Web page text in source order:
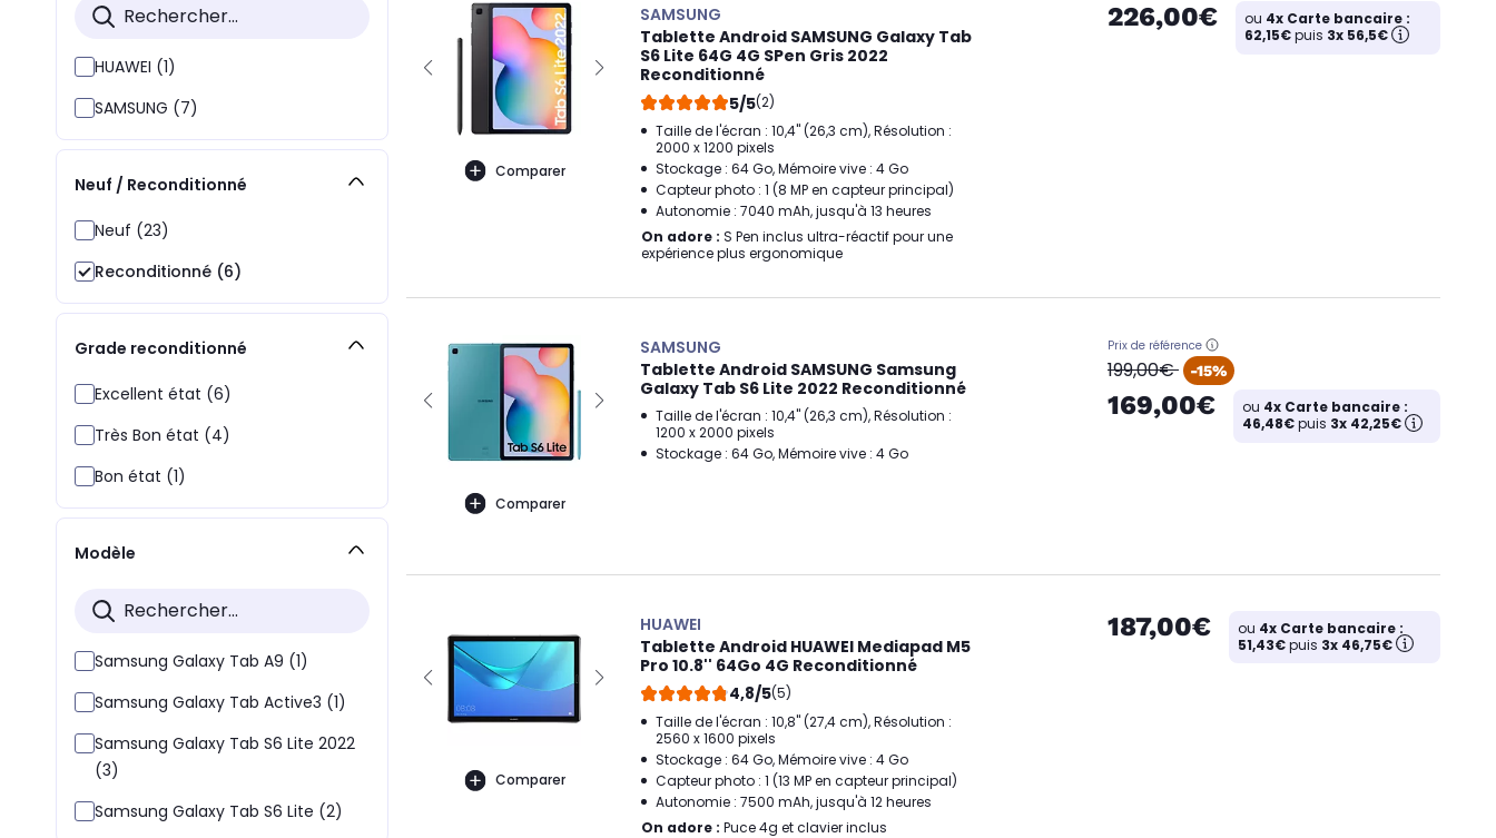
HUAWEI (1)
SAMSUNG (7)
Neuf / Reconditionné
Neuf (23)
Reconditionné (6)
Grade reconditionné
Excellent état (6)
Très Bon état (4)
Bon état (1)
Modèle
Samsung Galaxy Tab A9 (1)
Samsung Galaxy Tab Active3 (1)
Samsung Galaxy Tab S6 Lite 2022
(3)
Samsung Galaxy Tab S6 Lite (2)
Comparer
SAMSUNG
Tablette Android SAMSUNG Galaxy Tab
S6 Lite 64G 4G SPen Gris 2022
Reconditionné
5/5(2)
Taille de l'écran : 10,4" (26,3 cm), Résolution :
2000 x 1200 pixels
Stockage : 64 Go, Mémoire vive : 4 Go
Capteur photo : 1 (8 MP en capteur principal)
Autonomie : 7040 mAh, jusqu'à 13 heures
On adore : S Pen inclus ultra-réactif pour une
expérience plus ergonomique
226,00€ ou 4x Carte bancaire :
62,15€puis 3x 56,5€
Comparer
SAMSUNG
Tablette Android SAMSUNG Samsung
Galaxy Tab S6 Lite 2022 Reconditionné
Taille de l'écran : 10,4" (26,3 cm), Résolution :
1200 x 2000 pixels
Stockage : 64 Go, Mémoire vive : 4 Go
Prix de référence
oldPrice
199,00€ -15%
169,00€ ou 4x Carte bancaire :
46,48€puis 3x 42,25€
Comparer
HUAWEI
Tablette Android HUAWEI Mediapad M5
Pro 10.8'' 64Go 4G Reconditionné
4,8/5(5)
Taille de l'écran : 10,8" (27,4 cm), Résolution :
2560 x 1600 pixels
Stockage : 64 Go, Mémoire vive : 4 Go
Capteur photo : 1 (13 MP en capteur principal)
Autonomie : 7500 mAh, jusqu'à 12 heures
On adore : Puce 4g et clavier inclus
187,00€ ou 4x Carte bancaire :
51,43€puis 3x 46,75€